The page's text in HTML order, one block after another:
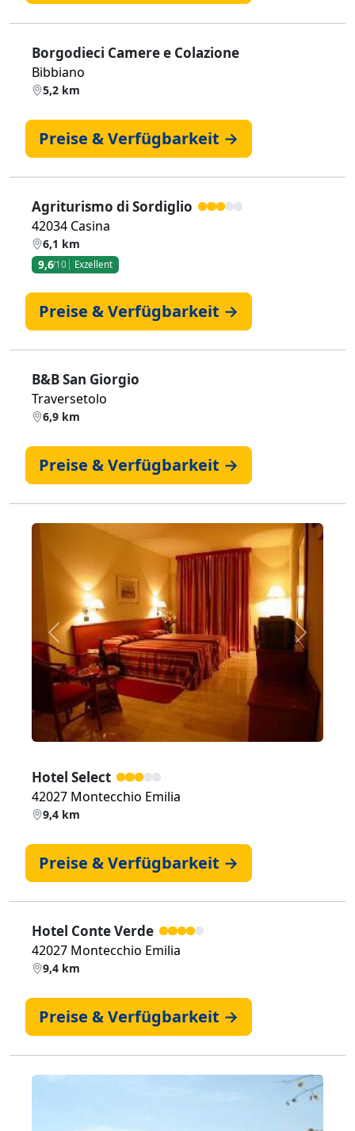
Borgodieci Camere e Colazione
Bibbiano
5,2 km
Preise & Verfügbarkeit →
Agriturismo di Sordiglio
42034 Casina
6,1 km
9,6/10 Exzellent
Preise & Verfügbarkeit →
B&B San Giorgio
Traversetolo
6,9 km
Preise & Verfügbarkeit →
Zurück Weiter
Hotel Select
42027 Montecchio Emilia
9,4 km
Preise & Verfügbarkeit →
Hotel Conte Verde
42027 Montecchio Emilia
9,4 km
Preise & Verfügbarkeit →